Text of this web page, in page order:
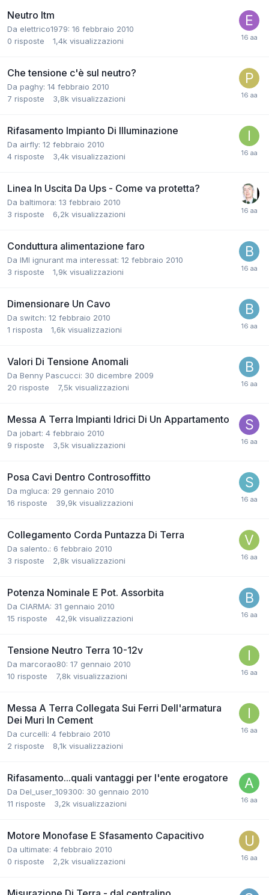
Neutro Itm
Da elettrico1979: 16 febbraio 2010
0 risposte 1,4k visualizzazioni
Che tensione c'è sul neutro?
Da paghy: 14 febbraio 2010
7 risposte 3,8k visualizzazioni
Rifasamento Impianto Di Illuminazione
Da airfly: 12 febbraio 2010
4 risposte 3,4k visualizzazioni
Linea In Uscita Da Ups - Come va protetta?
Da baltimora: 13 febbraio 2010
3 risposte 6,2k visualizzazioni
Conduttura alimentazione faro
Da IMI ignurant ma interessat: 12 febbraio 2010
3 risposte 1,9k visualizzazioni
Dimensionare Un Cavo
Da switch: 12 febbraio 2010
1 risposta 1,6k visualizzazioni
Valori Di Tensione Anomali
Da Benny Pascucci: 30 dicembre 2009
20 risposte 7,5k visualizzazioni
Messa A Terra Impianti Idrici Di Un Appartamento
Da jobart: 4 febbraio 2010
9 risposte 3,5k visualizzazioni
Posa Cavi Dentro Controsoffitto
Da mgluca: 29 gennaio 2010
16 risposte 39,9k visualizzazioni
Collegamento Corda Puntazza Di Terra
Da salento.: 6 febbraio 2010
3 risposte 2,8k visualizzazioni
Potenza Nominale E Pot. Assorbita
Da CIARMA: 31 gennaio 2010
15 risposte 42,9k visualizzazioni
Tensione Neutro Terra 10-12v
Da marcorao80: 17 gennaio 2010
10 risposte 7,8k visualizzazioni
Messa A Terra Collegata Sui Ferri Dell'armatura
Dei Muri In Cement
Da curcelli: 4 febbraio 2010
2 risposte 8,1k visualizzazioni
Rifasamento...quali vantaggi per l'ente erogatore
Da Del_user_109300: 30 gennaio 2010
11 risposte 3,2k visualizzazioni
Motore Monofase E Sfasamento Capacitivo
Da ultimate: 4 febbraio 2010
0 risposte 2,2k visualizzazioni